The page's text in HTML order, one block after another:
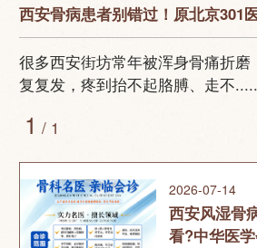
西安骨病患者别错过！原北京301
很多西安街坊常年被浑身骨痛折磨
复复发，疼到抬不起胳膊、走不
1 / 1
2026-07-14
西安风湿骨
看?中华医